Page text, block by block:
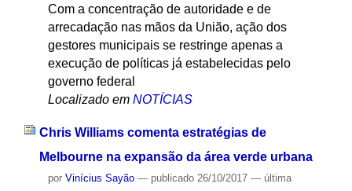
Com a concentração de autoridade e de
arrecadação nas mãos da União, ação dos
gestores municipais se restringe apenas a
execução de políticas já estabelecidas pelo
governo federal
Localizado em NOTÍCIAS
Chris Williams comenta estratégias de
Melbourne na expansão da área verde urbana
por Vinícius Sayão — publicado26/10/2017 — última